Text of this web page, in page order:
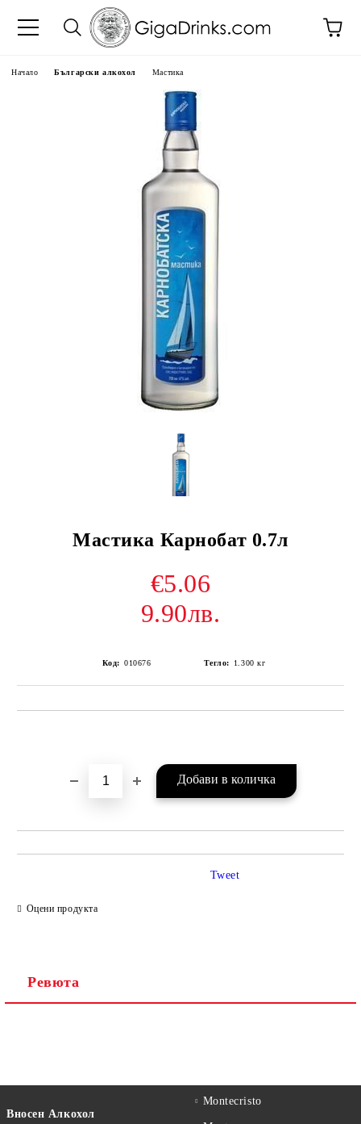
Начало Български алкохол Мастика
Мастика Карнобат 0.7л
€5.06
9.90лв.
Код: 010676 Тегло: 1.300 кг
Оцени продукта
Tweet
Ревюта
Вносен Алкохол
Montecristo